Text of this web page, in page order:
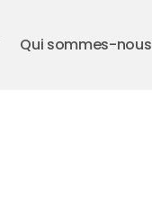
Qui sommes-nous